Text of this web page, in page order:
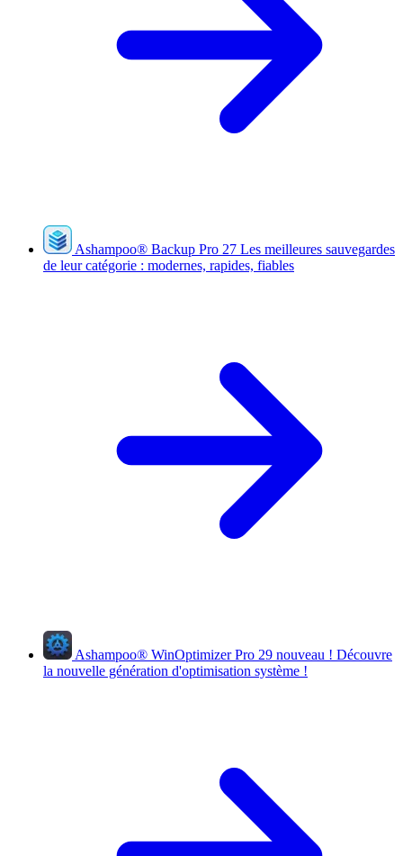
Ashampoo® Backup Pro 27 Les meilleures sauvegardes
de leur catégorie : modernes, rapides, fiables
Ashampoo® WinOptimizer Pro 29 nouveau ! Découvre
la nouvelle génération d'optimisation système !